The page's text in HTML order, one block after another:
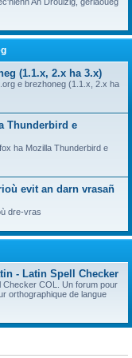
(1.1.x, 2.x ha 3.x)
e brezhoneg (1.1.x, 2.x ha
Thunderbird e
ha Mozilla Thunderbird e
evit an darn vrasañ
dre-vras
- Latin Spell Checker
Checker COL. Un forum pour
orthographique de langue